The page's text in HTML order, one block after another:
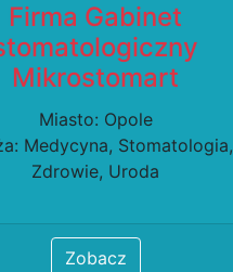
Firma Gabinet
Mikrostomart
Miasto: Opole
Medycyna, Stomatologia,
Zdrowie, Uroda
Zobacz